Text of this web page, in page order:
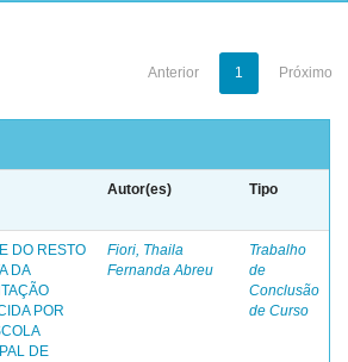
Anterior 1 Próximo
Autor(es) Tipo
DO RESTO
DA
POR
DE
Fiori, Thaila
Fernanda Abreu
Trabalho
de
Conclusão
de Curso